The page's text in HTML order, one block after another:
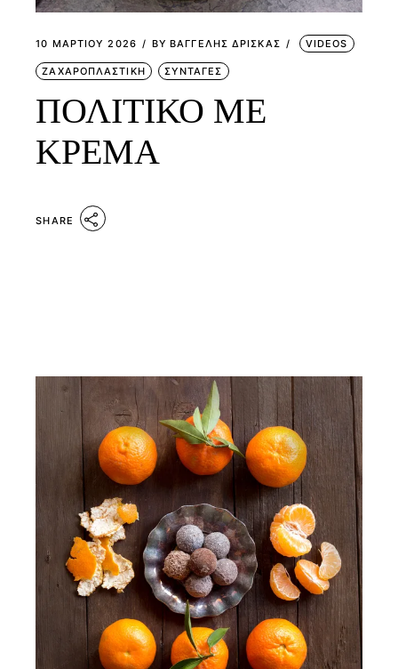
10 ΜΑΡΤΊΟΥ 2026 BY ΒΑΓΓΕΛΗΣ ΔΡΙΣΚΑΣ VIDEOS
ΖΑΧΑΡΟΠΛΑΣΤΙΚΗ ΣΥΝΤΑΓΕΣ
ΠΟΛΙΤΙΚΟ ΜΕ
ΚΡΕΜΑ
SHARE